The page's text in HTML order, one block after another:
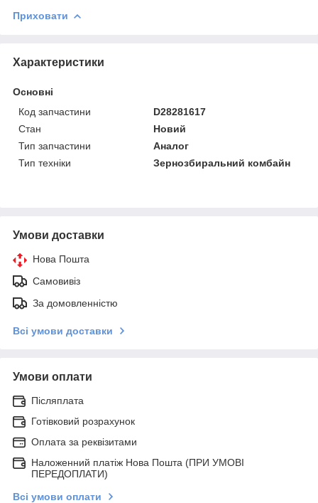
Приховати
Характеристики
Основні
Код запчастини
D28281617
Стан
Новий
Тип запчастини
Аналог
Тип техніки
Зернозбиральний комбайн
Умови доставки
Нова Пошта
Самовивіз
За домовленністю
Всі умови доставки
Умови оплати
Післяплата
Готівковий розрахунок
Оплата за реквізитами
Наложенний платіж Нова Пошта (ПРИ УМОВІ
ПЕРЕДОПЛАТИ)
Всі умови оплати